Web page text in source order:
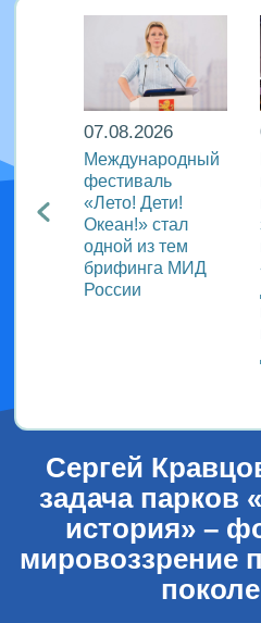
07.08.2026
Международный
фестиваль
«Лето! Дети!
Океан!» стал
одной из тем
брифинга МИД
России
Сергей
задача парков
история» –
мировоззрение